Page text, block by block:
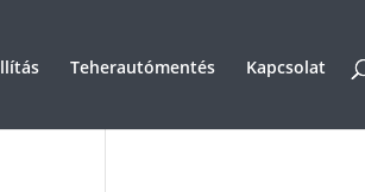
Teherautómentés Kapcsolat